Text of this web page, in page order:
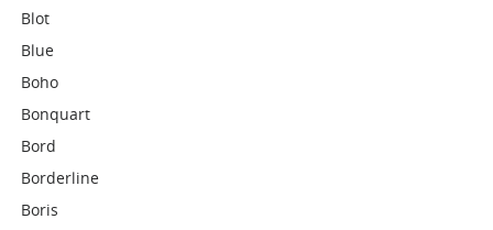
Blot
Blue
Boho
Bonquart
Bord
Borderline
Boris